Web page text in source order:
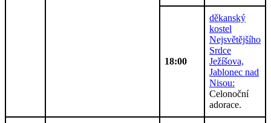
18:00
děkanský
kostel
Nejsvětějšího
Srdce
Ježíšova,
Jablonec nad
Nisou:
Celonoční
adorace.